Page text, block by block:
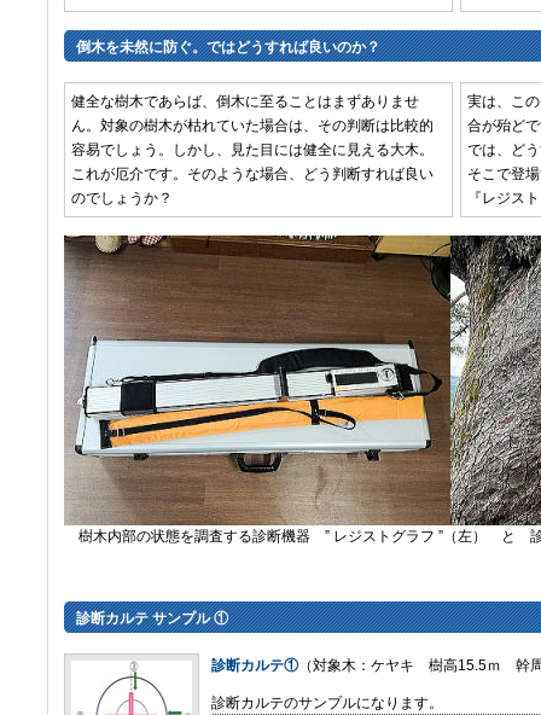
倒木を未然に防ぐ。ではどうすれば良いのか？
健全な樹木であらば、倒木に至ることはまずありませ
ん。対象の樹木が枯れていた場合は、その判断は比較的
容易でしょう。しかし、見た目には健全に見える大木。
これが厄介です。そのような場合、どう判断すれば良い
のでしょうか？
実は、こ
合が殆ど
では、ど
そこで登
『レジス
樹木内部の状態を調査する診断機器 ” レジストグラフ ”（左） と
診断カルテ サンプル ①
診断カルテ①（対象木：ケヤキ 樹高15.5ｍ 幹
診断カルテのサンプルになります。